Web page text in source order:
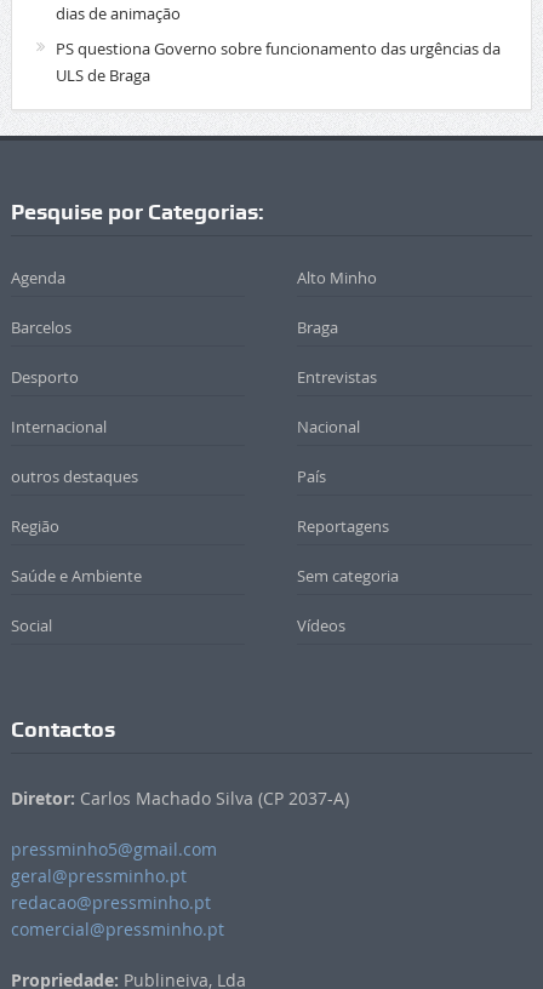
dias de animação
PS questiona Governo sobre funcionamento das urgências da
ULS de Braga
Pesquise por Categorias:
Agenda Alto Minho
Barcelos Braga
Desporto Entrevistas
Internacional Nacional
outros destaques País
Região Reportagens
Saúde e Ambiente Sem categoria
Social Vídeos
Contactos
Diretor: Carlos Machado Silva (CP 2037-A)
pressminho5@gmail.com
geral@pressminho.pt
redacao@pressminho.pt
comercial@pressminho.pt
Propriedade: Publineiva, Lda